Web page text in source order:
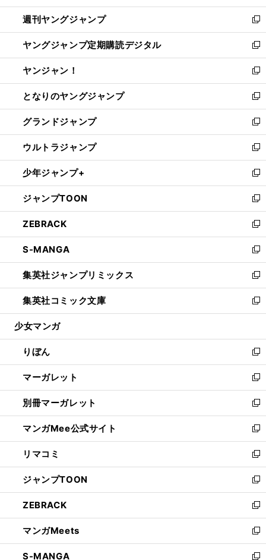
開
く
ウ
で
開
く
ン
ド
ウ
で
開
く
ウ
ィ
ン
ド
ウ
で
開
く
週刊ヤングジャンプ
新
し
い
ウ
ィ
ン
ド
ウ
で
開
く
ヤングジャンプ定期購読デジタル
新
し
い
ウ
ィ
ン
ド
ウ
で
開
く
ヤンジャン！
新
し
い
ウ
ィ
ン
ド
ウ
で
開
く
となりのヤングジャンプ
新
し
い
ウ
ィ
ン
ド
ウ
で
開
く
グランドジャンプ
新
し
い
ウ
ィ
ン
ド
ウ
で
開
く
ウルトラジャンプ
新
し
い
ウ
ィ
ン
ド
ウ
で
開
く
少年ジャンプ+
新
し
い
ウ
ィ
ン
ド
ウ
で
開
く
ジャンプTOON
新
し
い
ウ
ィ
ン
ド
ウ
で
開
ZEBRACK
新
し
い
ウ
ィ
ン
ド
ウ
開
く
S-MANGA
新
し
い
ウ
ィ
ン
ウ
で
開
く
集英社ジャンプリミックス
新
し
い
ウ
ン
ド
ウ
で
開
く
集英社コミック文庫
新
し
ウ
ィ
ン
ド
ウ
で
開
く
少女マンガ
りぼん
新
し
い
ウ
ィ
ン
ド
ウ
で
開
く
マーガレット
新
し
い
ウ
ィ
ン
ド
ウ
で
開
く
別冊マーガレット
新
し
い
ウ
ィ
ン
ド
ウ
で
開
く
マンガMee公式サイト
新
し
い
ウ
ィ
ン
ド
ウ
で
開
く
リマコミ
新
し
い
ウ
ィ
ン
ド
ウ
で
ジャンプTOON
新
し
い
ウ
ィ
ン
ド
ZEBRACK
新
し
い
ウ
ィ
マンガMeets
新
し
S-MANGA